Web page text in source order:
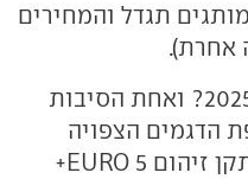
תגדל והמחירים
אחרת).
ומה מכינה לנו מטרו לשנת 2025? ואחת הסיבות
הדגמים הצפויה
נעוצה במעבר של אירופה לתקן זיהום EURO 5+